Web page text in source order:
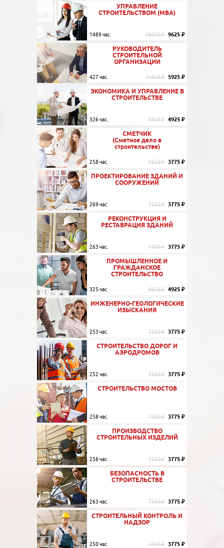
УПРАВЛЕНИЕ
СТРОИТЕЛЬСТВОМ (MBA)
1489 час. 19250 ₽ 9625 ₽
РУКОВОДИТЕЛЬ
СТРОИТЕЛЬНОЙ
ОРГАНИЗАЦИИ
427 час. 11850 ₽ 5925 ₽
ЭКОНОМИКА И УПРАВЛЕНИЕ В
СТРОИТЕЛЬСТВЕ
326 час. 9850 ₽ 4925 ₽
СМЕТЧИК
(Сметное дело в
строительстве)
258 час. 7550 ₽ 3775 ₽
ПРОЕКТИРОВАНИЕ ЗДАНИЙ И
СООРУЖЕНИЙ
269 час. 7550 ₽ 3775 ₽
РЕКОНСТРУКЦИЯ И
РЕСТАВРАЦИЯ ЗДАНИЙ
263 час. 7550 ₽ 3775 ₽
ПРОМЫШЛЕННОЕ И
ГРАЖДАНСКОЕ
СТРОИТЕЛЬСТВО
325 час. 9850 ₽ 4925 ₽
ИНЖЕНЕРНО-ГЕОЛОГИЧЕСКИЕ
ИЗЫСКАНИЯ
253 час. 7550 ₽ 3775 ₽
СТРОИТЕЛЬСТВО ДОРОГ И
АЭРОДРОМОВ
252 час. 7550 ₽ 3775 ₽
СТРОИТЕЛЬСТВО МОСТОВ
258 час. 7550 ₽ 3775 ₽
ПРОИЗВОДСТВО
СТРОИТЕЛЬНЫХ ИЗДЕЛИЙ
258 час. 7550 ₽ 3775 ₽
БЕЗОПАСНОСТЬ В
СТРОИТЕЛЬСТВЕ
263 час. 7550 ₽ 3775 ₽
СТРОИТЕЛЬНЫЙ КОНТРОЛЬ И
НАДЗОР
250 час. 7550 ₽ 3775 ₽